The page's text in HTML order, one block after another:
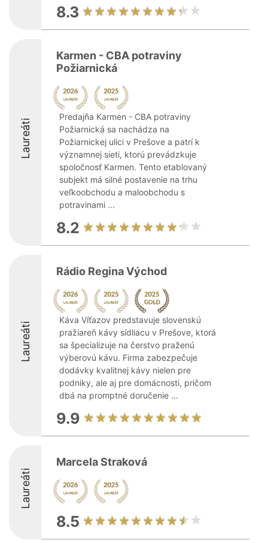
8.3
Laureáti
Karmen - CBA potraviny
Požiarnická
Predajňa Karmen - CBA potraviny
Požiarnická sa nachádza na
Požiarnickej ulici v Prešove a patrí k
významnej sieti, ktorú prevádzkuje
spoločnosť Karmen. Tento etablovaný
subjekt má silné postavenie na trhu
veľkoobchodu a maloobchodu s
potravinami ...
8.2
Laureáti
Rádio Regina Východ
Káva Víťazov predstavuje slovenskú
pražiareň kávy sídliacu v Prešove, ktorá
sa špecializuje na čerstvo praženú
výberovú kávu. Firma zabezpečuje
dodávky kvalitnej kávy nielen pre
podniky, ale aj pre domácnosti, pričom
dbá na promptné doručenie ...
9.9
Laureáti
Marcela Straková
8.5